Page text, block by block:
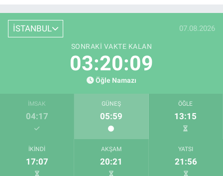
İSTANBUL 07.08.2026
SONRAKI VAKTE KALAN
03:20:08
Öğle Namazı
İMSAK
04:17
GÜNEŞ
05:59
ÖĞLE
13:15
İKINDI
17:07
AKŞAM
20:21
YATSI
21:56